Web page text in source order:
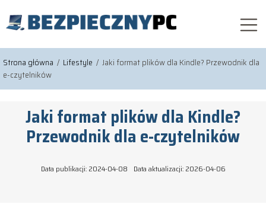
Strona główna / Lifestyle / Jaki format plików dla Kindle? Przewodnik dla
e-czytelników
Jaki format plików dla Kindle?
Przewodnik dla e-czytelników
Data publikacji: 2024-04-08 Data aktualizacji: 2026-04-06